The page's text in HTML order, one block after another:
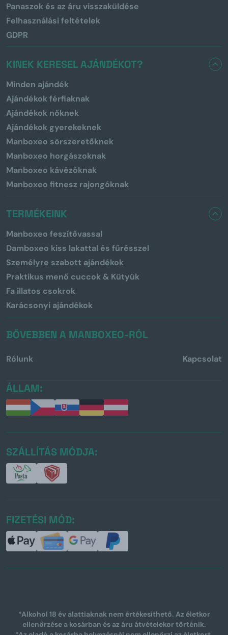
Panaszok és az áru visszaküldése
Felhasználási feltételek
GDPR
KINEK KERESEL AJÁNDÉKOT?
Minden ajándék
Ajándékok férfiaknak
Ajándékok nőknek
Ajándékok gyerekeknek
Manboxeo sörszeretőknek
Manboxeo horgászoknak
Manboxeo kávézóknak
Manboxeo fitnesz rajongóknak
TERMÉKEINK
Manboxeo feszítővassal
Damboxeo kiss lakattal és fűrésszel
Személyre szabott ajándékok
Praktikus menő cuccok & Kütyük
Fa illatos csokrok
Karácsonyi ajándékok
BŐVEBBEN A MANBOXEO-RÓL
Rólunk Kapcsolat
ÁLLAM:
SZÁLLÍTÁS MÓDJA:
FIZETÉSI MÓD:
*Alkohol 18 év alattiaknak nem értékesíthető. Az életkor
ellenőrzése a kosárban és az áru átvételekor történik.